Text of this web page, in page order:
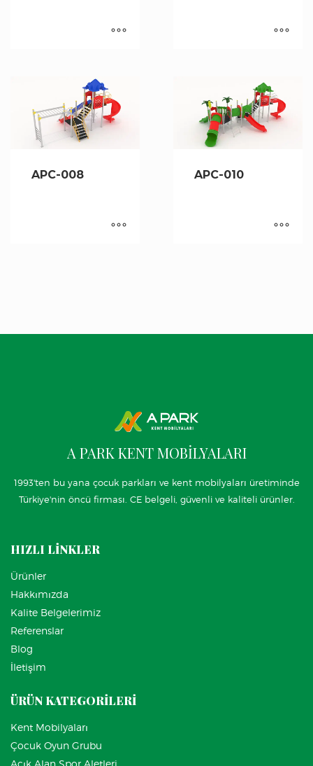
APC-008 APC-010
A PARK KENT MOBİLYALARI
1993'ten bu yana çocuk parkları ve kent mobilyaları üretiminde
Türkiye'nin öncü firması. CE belgeli, güvenli ve kaliteli ürünler.
HIZLI LİNKLER
Ürünler
Hakkımızda
Kalite Belgelerimiz
Referenslar
Blog
İletişim
ÜRÜN KATEGORİLERİ
Kent Mobilyaları
Çocuk Oyun Grubu
Açık Alan Spor Aletleri